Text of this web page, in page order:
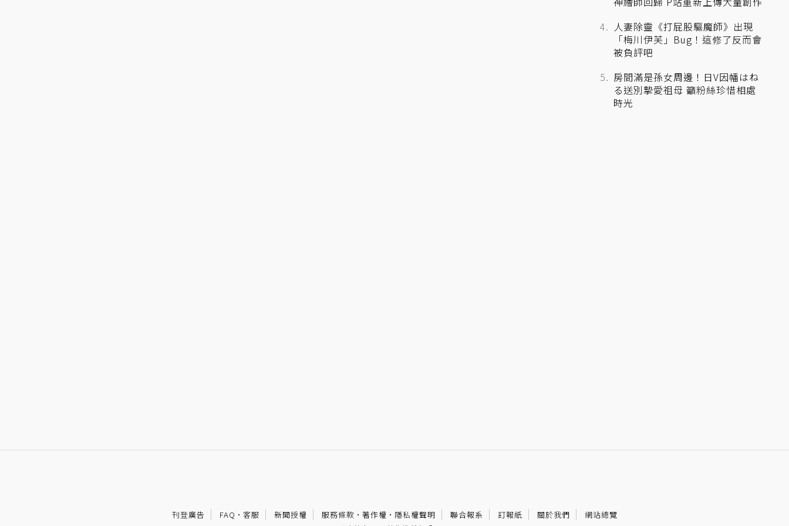
人妻除靈《打屁股驅魔師》出現
「梅川伊芙」Bug！這修了反而會
被負評吧
房間滿是孫女周邊！日V因幡はね
る送別摯愛祖母 籲粉絲珍惜相處
時光
刊登廣告 FAQ · 客服 新聞授權 服務條款 · 著作權 · 隱私權聲明 聯合報系 訂報紙 關於我們 網站總覽